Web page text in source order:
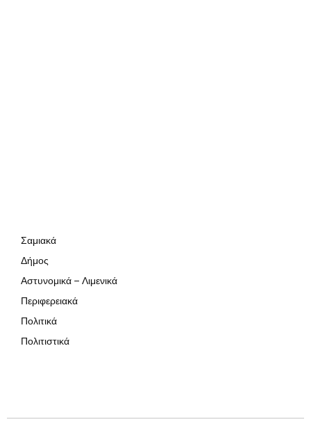
Σαμιακά
Δήμος
Αστυνομικά – Λιμενικά
Περιφερειακά
Πολιτικά
Πολιτιστικά